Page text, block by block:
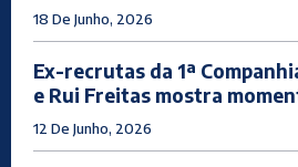
18 De Junho, 2026
Ex-recrutas da 1ª
e Rui Freitas mostra
12 De Junho, 2026